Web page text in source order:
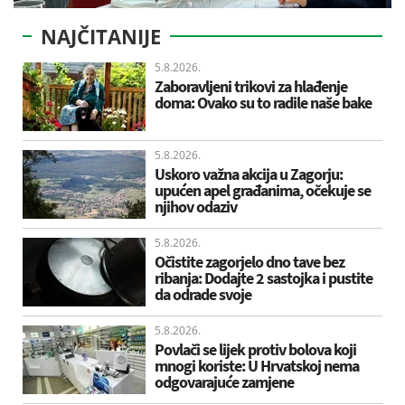
NAJČITANIJE
5.8.2026.
Zaboravljeni trikovi za hlađenje
doma: Ovako su to radile naše bake
5.8.2026.
Uskoro važna akcija u Zagorju:
upućen apel građanima, očekuje se
njihov odaziv
5.8.2026.
Očistite zagorjelo dno tave bez
ribanja: Dodajte 2 sastojka i pustite
da odrade svoje
5.8.2026.
Povlači se lijek protiv bolova koji
mnogi koriste: U Hrvatskoj nema
odgovarajuće zamjene